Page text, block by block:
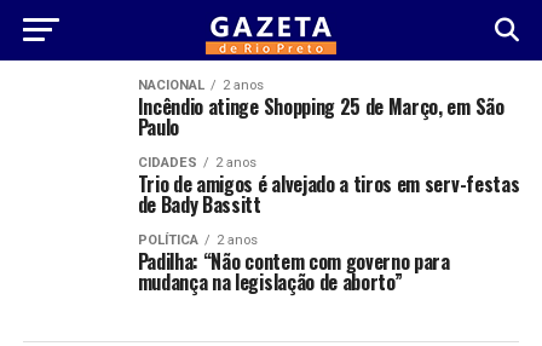
NACIONAL 2 anos
Incêndio atinge Shopping 25 de Março, em São
Paulo
CIDADES 2 anos
Trio de amigos é alvejado a tiros em serv-festas
de Bady Bassitt
POLÍTICA 2 anos
Padilha: “Não contem com governo para
mudança na legislação de aborto”